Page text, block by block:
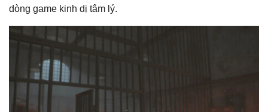
dòng game kinh dị tâm lý.